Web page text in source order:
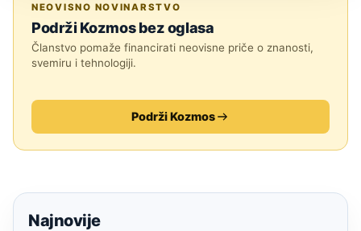
NEOVISNO NOVINARSTVO
Podrži Kozmos bez oglasa
Članstvo pomaže financirati neovisne priče o znanosti,
svemiru i tehnologiji.
Podrži Kozmos
Najnovije